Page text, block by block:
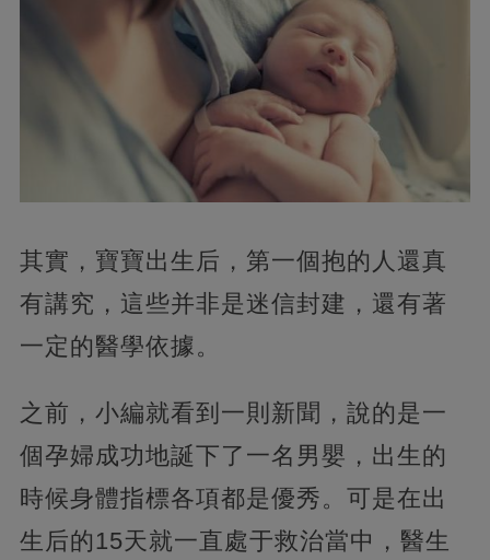
其實， 寶寶出生后，第一個抱的人還真
有講究，這些并非是迷信封建，還有著
一定的醫學依據。
之前，小編就看到一則新聞，說的是一
個孕婦成功地誕下了一名男嬰，出生的
時候身體指標各項都是優秀。 可是在出
生后的15天就一直處于救治當中，醫生